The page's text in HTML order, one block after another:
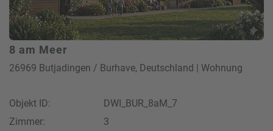
8 am Meer
26969 Butjadingen / Burhave, Deutschland | Wohnung
Objekt ID:
DWI_BUR_8aM_7
Zimmer:
3